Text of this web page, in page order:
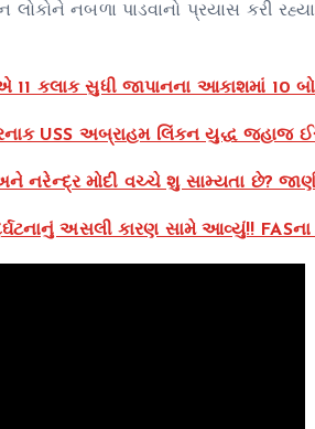
લોકોને નબળા પાડવાનો પ્રયાસ કરી
11 કલાક સુધી જાપાનના આકાશમાં 10
USS અબ્રાહમ લિંકન યુદ્ધ જહાજ
નરેન્દ્ર મોદી વચ્ચે શુ સામ્યતા છે?
અસલી કારણ સામે આવ્યું!! FASના